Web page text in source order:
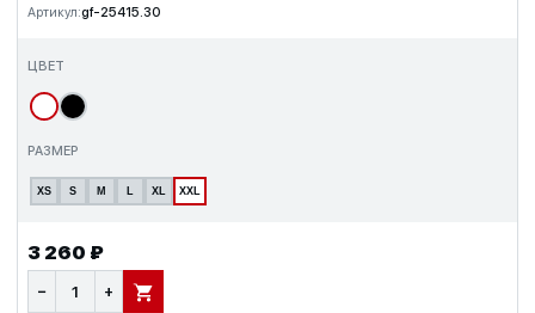
Артикул:gf-25415.30
ЦВЕТ
РАЗМЕР
XS S M L XL XXL
3 260 ₽
− + В КОРЗИНУ